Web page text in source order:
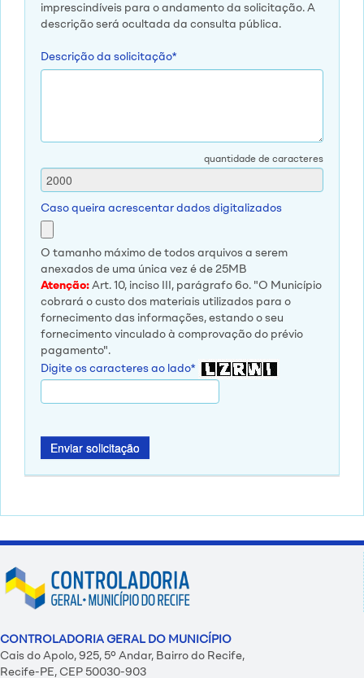
imprescindíveis para o andamento da solicitação. A
descrição será ocultada da consulta pública.
Descrição da solicitação*
quantidade de caracteres
Caso queira acrescentar dados digitalizados
O tamanho máximo de todos arquivos a serem
anexados de uma única vez é de 25MB
Atenção: Art. 10, inciso III, parágrafo 6o. "O Município
cobrará o custo dos materiais utilizados para o
fornecimento das informações, estando o seu
fornecimento vinculado à comprovação do prévio
pagamento".
Digite os caracteres ao lado*
Enviar solicitação
CONTROLADORIA GERAL DO MUNICÍPIO
Cais do Apolo, 925, 5º Andar, Bairro do Recife,
Recife-PE, CEP 50030-903